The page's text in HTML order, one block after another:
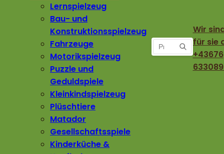
Lernspielzeug
Bau- und
Konstruktionsspielzeug
Fahrzeuge
Motorikspielzeug
Puzzle und
Geduldspiele
Kleinkindspielzeug
Plüschtiere
Matador
Gesellschaftsspiele
Kinderküche &
Wir
für sie
+43676